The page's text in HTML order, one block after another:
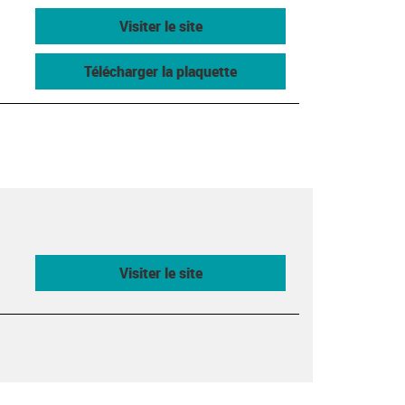
Visiter le site
Télécharger la plaquette
Visiter le site